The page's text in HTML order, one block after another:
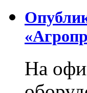
На